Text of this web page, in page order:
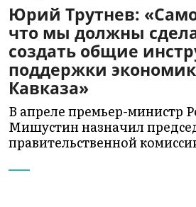
Юрий Трутнев:
что мы должны
создать общие
поддержки
Кавказа»
В апреле премьер-министр
Мишустин назначил
правительственной